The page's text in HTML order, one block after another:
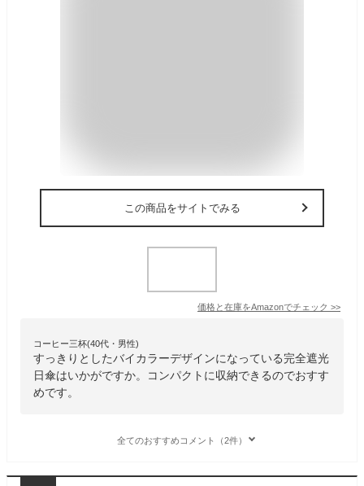
この商品をサイトでみる
価格と在庫をAmazonでチェック >>
コーヒー三杯(40代・男性)
すっきりとしたバイカラーデザインになっている完全遮光
日傘はいかがですか。コンパクトに収納できるのでおすす
めです。
全てのおすすめコメント（2件）